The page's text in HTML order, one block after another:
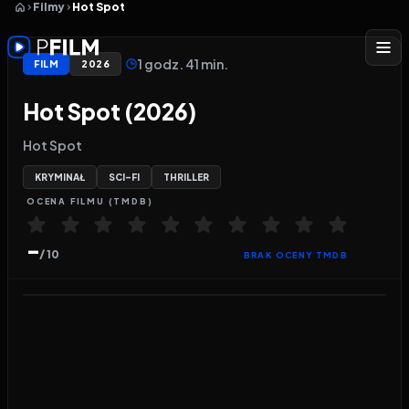
Filmy Hot Spot
FILM 2026 1 godz. 41 min.
Hot Spot (2026)
Hot Spot
KRYMINAŁ SCI-FI THRILLER
OCENA FILMU (TMDB)
-/ 10 BRAK OCENY TMDB